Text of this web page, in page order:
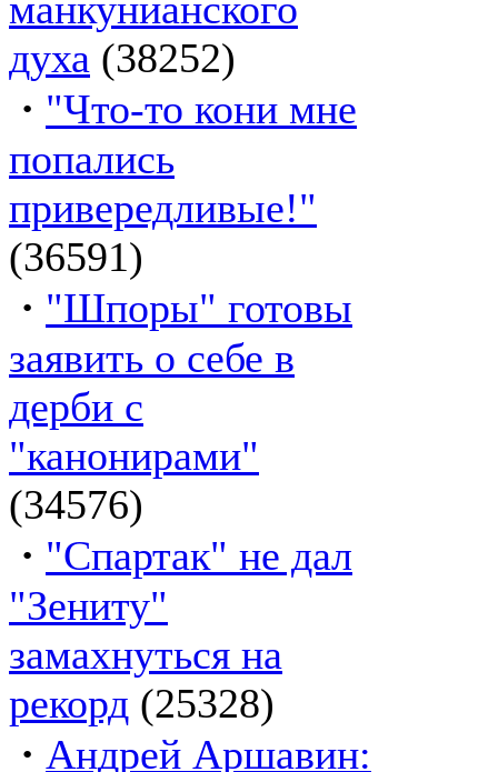
духа (38252)
· "Что-то кони мне
попались
привередливые!"
(36591)
· "Шпоры" готовы
заявить о себе в
дерби с
"канонирами"
(34576)
· "Спартак" не дал
"Зениту"
замахнуться на
рекорд (25328)
· Андрей Аршавин: